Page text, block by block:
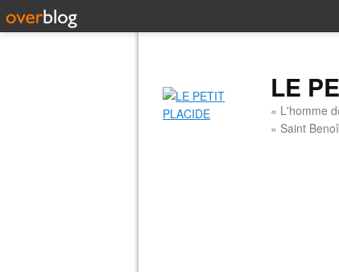
LE
« L'homme
» Saint